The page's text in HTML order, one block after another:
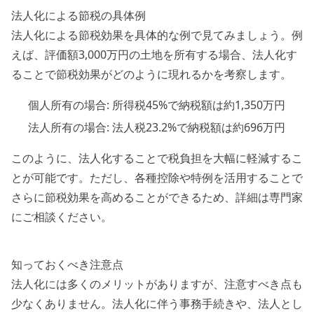
法人化による節税の具体例
法人化による節税効果を具体的な例で見てみましょう。例
えば、評価額3,000万円の土地を所有する場合、法人化す
ることで節税効果がどのように現れるかを考察します。
個人所有の場合: 所得税45%で納税額は約1,350万円
法人所有の場合: 法人税23.2%で納税額は約696万円
このように、法人化することで税負担を大幅に軽減するこ
とが可能です。ただし、各種控除や特例を活用することで
さらに節税効果を高めることができるため、詳細は専門家
にご相談ください。
知っておくべき注意点
法人化には多くのメリットがありますが、注意すべき点も
少なくありません。法人化に伴う事務手続きや、法人とし